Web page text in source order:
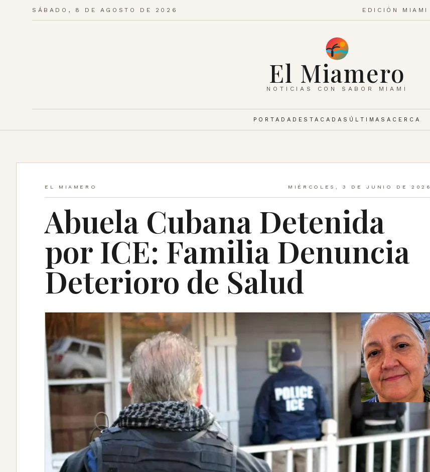
SÁBADO, 8 DE AGOSTO DE 2026 EDICIÓN MIAMI
El Miamero
NOTICIAS CON SABOR MIAMI
PORTADA DESTACADAS ÚLTIMASACERCA
EL MIAMERO MIÉRCOLES, 3 DE JUNIO DE 2026
Abuela Cubana Detenida
por ICE: Familia Denuncia
Deterioro de Salud